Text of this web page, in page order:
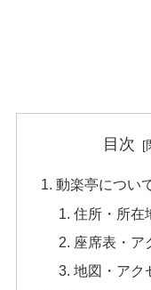
目次
動楽亭につい
住所・所在
座席表・ア
地図・アク